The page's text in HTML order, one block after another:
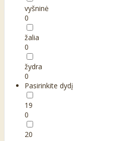
vyšninė
0
žalia
0
žydra
0
Pasirinkite dydį
19
0
20